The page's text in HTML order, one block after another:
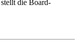
die Board-